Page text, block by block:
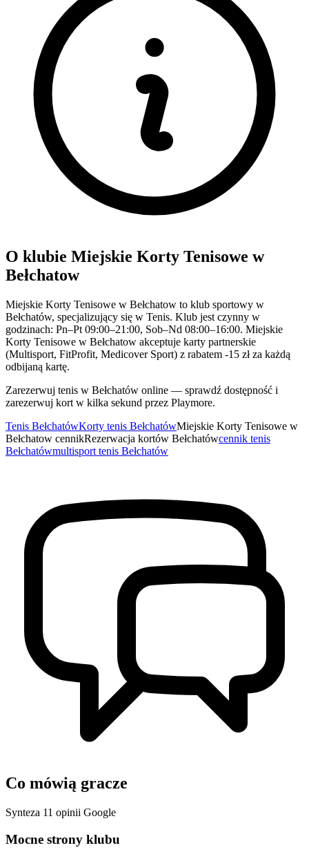
O klubie Miejskie Korty Tenisowe w
Bełchatow
Miejskie Korty Tenisowe w Bełchatow to klub sportowy w
Bełchatów, specjalizujący się w Tenis. Klub jest czynny w
godzinach: Pn–Pt 09:00–21:00, Sob–Nd 08:00–16:00. Miejskie
Korty Tenisowe w Bełchatow akceptuje karty partnerskie
(Multisport, FitProfit, Medicover Sport) z rabatem -15 zł za każdą
odbijaną kartę.
Zarezerwuj tenis w Bełchatów online — sprawdź dostępność i
zarezerwuj kort w kilka sekund przez Playmore.
Tenis BełchatówKorty tenis BełchatówMiejskie Korty Tenisowe w
Bełchatow cennikRezerwacja kortów Bełchatówcennik tenis
Bełchatówmultisport tenis Bełchatów
Co mówią gracze
Synteza 11 opinii Google
Mocne strony klubu